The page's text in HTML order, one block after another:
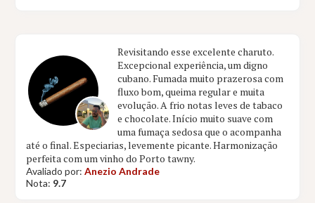
Revisitando esse excelente charuto.
Excepcional experiência, um digno
cubano. Fumada muito prazerosa com
fluxo bom, queima regular e muita
evolução. A frio notas leves de tabaco
e chocolate. Início muito suave com
uma fumaça sedosa que o acompanha
até o final. Especiarias, levemente picante. Harmonização
perfeita com um vinho do Porto tawny.
Avaliado por:Anezio Andrade
Nota: 9.7